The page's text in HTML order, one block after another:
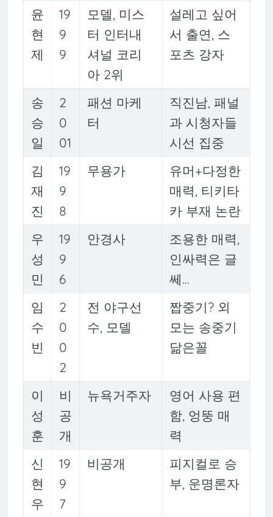
윤
현
제
19
9
9
모델, 미스
터 인터내
셔널 코리
아 2위
설레고 싶어
서 출연, 스
포츠 강자
송
승
일
2
0
01
패션 마케
터
직진남, 패널
과 시청자들
시선 집중
김
재
진
19
9
8
무용가
유머+다정한
매력, 티키타
카 부재 논란
우
성
민
19
9
6
안경사
조용한 매력,
인싸력은 글
쎄…
임
수
빈
2
0
0
2
전 야구선
수, 모델
짭중기? 외
모는 송중기
닮은꼴
이
성
훈
비
공
개
뉴욕거주자
영어 사용 편
함, 엉뚱 매
력
신
현
우
19
9
7
비공개
피지컬로 승
부, 운명론자